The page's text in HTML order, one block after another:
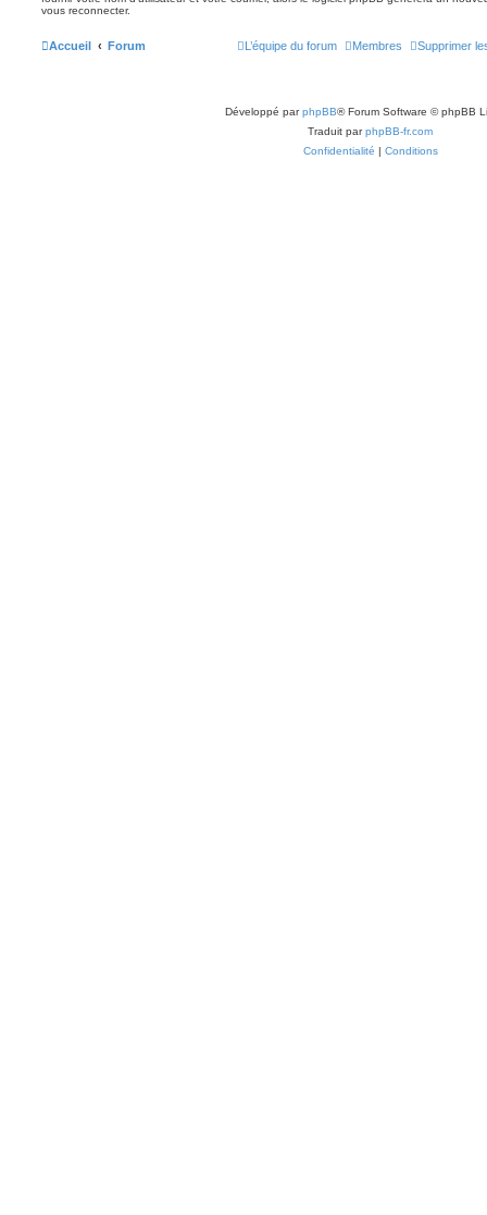
vous reconnecter.
Accueil Forum Supprimer
Membres
L’équipe du forum
Développé parphpBB® Forum Software © phpBB
Traduit parphpBB-fr.com
Confidentialité | Conditions